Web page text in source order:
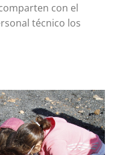
con el
técnico los